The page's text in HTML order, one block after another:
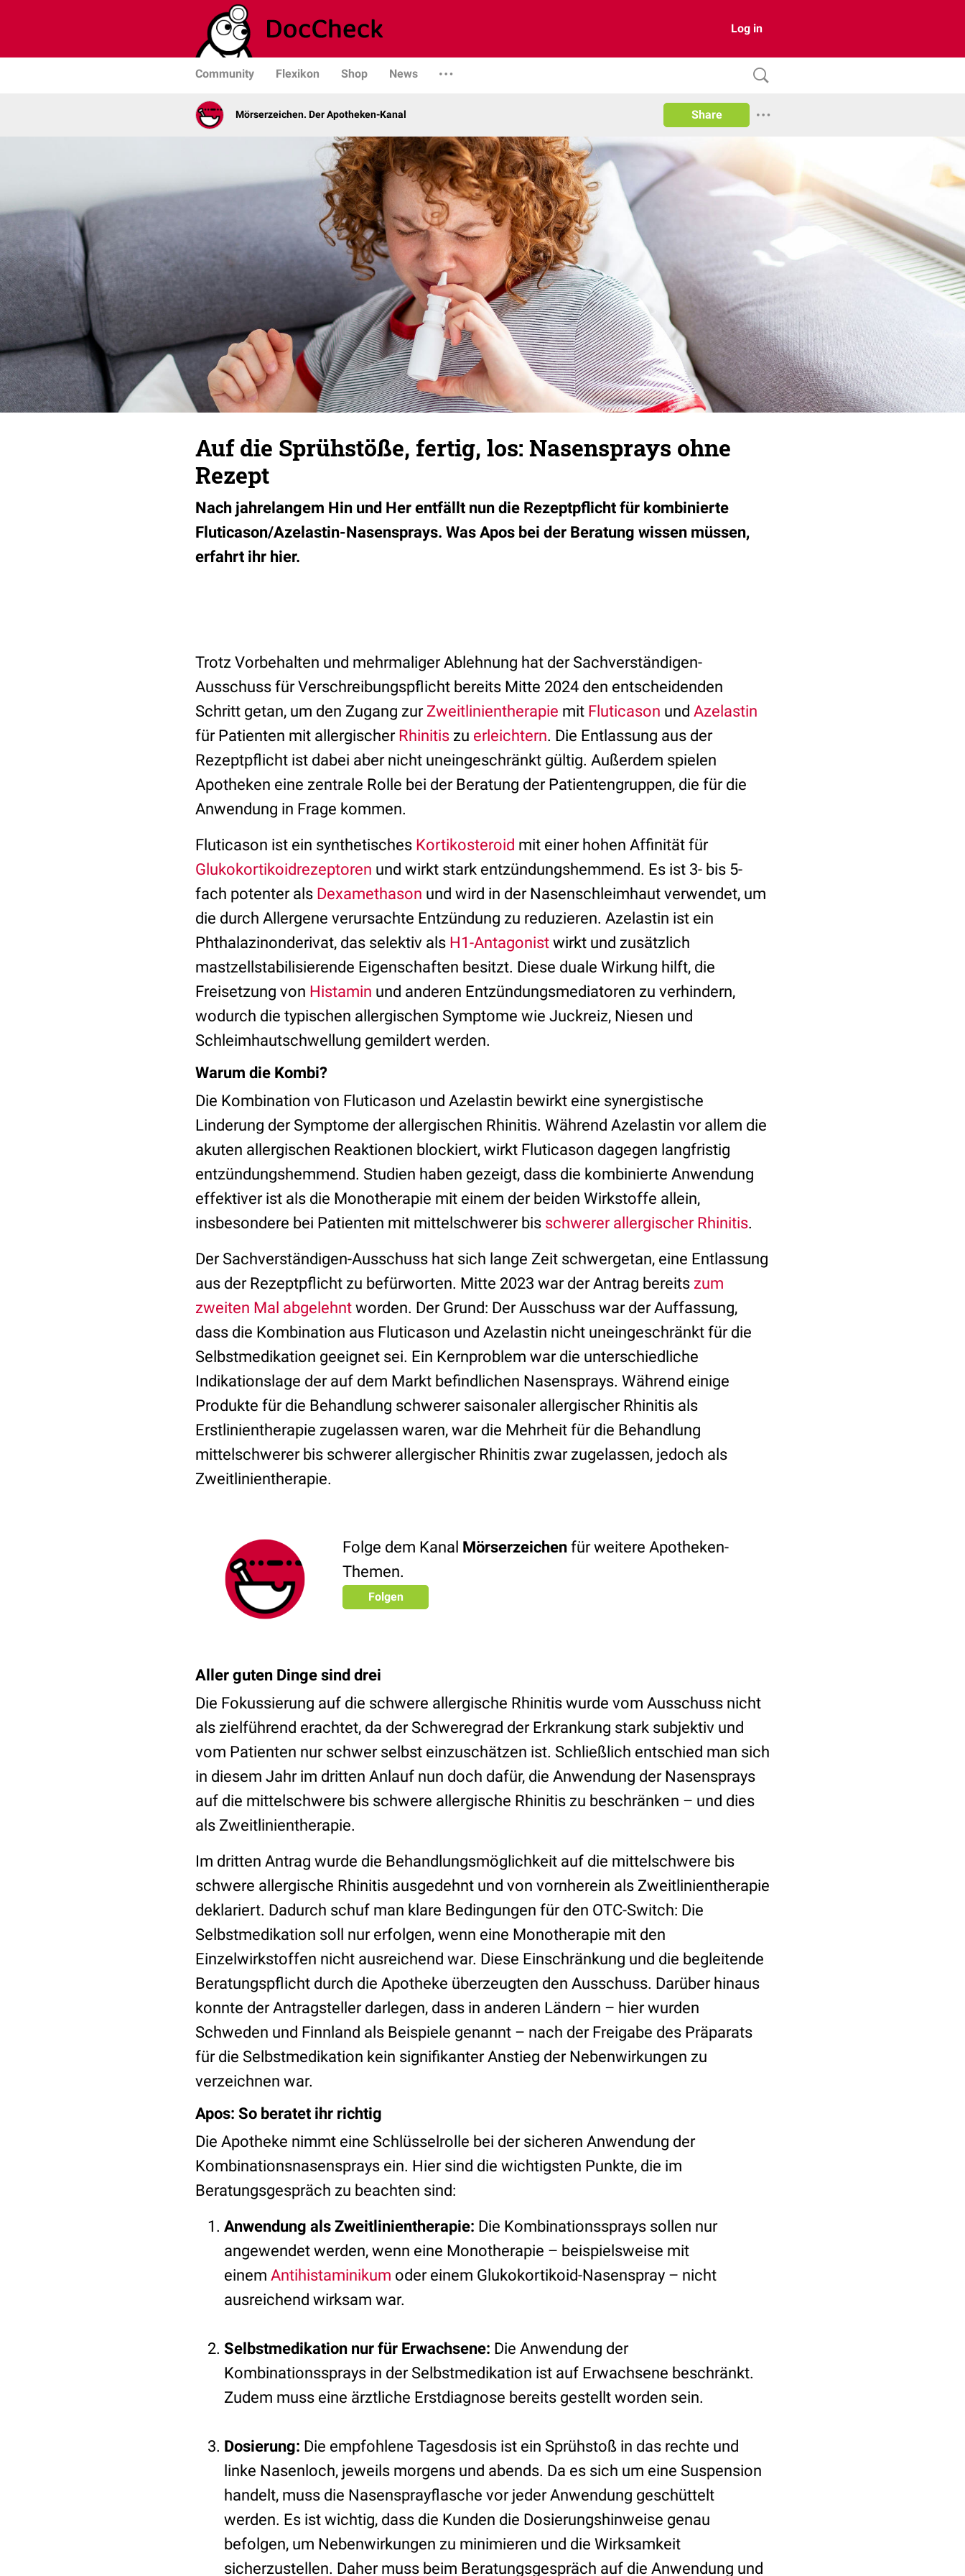
Log in
Community Flexikon Shop News
Mörserzeichen. Der Apotheken-Kanal Share
Auf die Sprühstöße, fertig, los: Nasensprays ohne
Rezept
Nach jahrelangem Hin und Her entfällt nun die Rezeptpflicht für kombinierte
Fluticason/Azelastin-Nasensprays. Was Apos bei der Beratung wissen müssen,
erfahrt ihr hier.
Trotz Vorbehalten und mehrmaliger Ablehnung hat der Sachverständigen-
Ausschuss für Verschreibungspflicht bereits Mitte 2024 den entscheidenden
Schritt getan, um den Zugang zur Zweitlinientherapie mit Fluticason und Azelastin
für Patienten mit allergischer Rhinitis zu erleichtern. Die Entlassung aus der
Rezeptpflicht ist dabei aber nicht uneingeschränkt gültig. Außerdem spielen
Apotheken eine zentrale Rolle bei der Beratung der Patientengruppen, die für die
Anwendung in Frage kommen.
Fluticason ist ein synthetisches Kortikosteroid mit einer hohen Affinität für
Glukokortikoidrezeptoren und wirkt stark entzündungshemmend. Es ist 3- bis 5-
fach potenter als Dexamethason und wird in der Nasenschleimhaut verwendet, um
die durch Allergene verursachte Entzündung zu reduzieren. Azelastin ist ein
Phthalazinonderivat, das selektiv als H1-Antagonist wirkt und zusätzlich
mastzellstabilisierende Eigenschaften besitzt. Diese duale Wirkung hilft, die
Freisetzung von Histamin und anderen Entzündungsmediatoren zu verhindern,
wodurch die typischen allergischen Symptome wie Juckreiz, Niesen und
Schleimhautschwellung gemildert werden.
Warum die Kombi?
Die Kombination von Fluticason und Azelastin bewirkt eine synergistische
Linderung der Symptome der allergischen Rhinitis. Während Azelastin vor allem die
akuten allergischen Reaktionen blockiert, wirkt Fluticason dagegen langfristig
entzündungshemmend. Studien haben gezeigt, dass die kombinierte Anwendung
effektiver ist als die Monotherapie mit einem der beiden Wirkstoffe allein,
insbesondere bei Patienten mit mittelschwerer bis schwerer allergischer Rhinitis.
Der Sachverständigen-Ausschuss hat sich lange Zeit schwergetan, eine Entlassung
aus der Rezeptpflicht zu befürworten. Mitte 2023 war der Antrag bereits zum
zweiten Mal abgelehnt worden. Der Grund: Der Ausschuss war der Auffassung,
dass die Kombination aus Fluticason und Azelastin nicht uneingeschränkt für die
Selbstmedikation geeignet sei. Ein Kernproblem war die unterschiedliche
Indikationslage der auf dem Markt befindlichen Nasensprays. Während einige
Produkte für die Behandlung schwerer saisonaler allergischer Rhinitis als
Erstlinientherapie zugelassen waren, war die Mehrheit für die Behandlung
mittelschwerer bis schwerer allergischer Rhinitis zwar zugelassen, jedoch als
Zweitlinientherapie.
Folge dem Kanal Mörserzeichen für weitere Apotheken-
Themen.
Folgen
Aller guten Dinge sind drei
Die Fokussierung auf die schwere allergische Rhinitis wurde vom Ausschuss nicht
als zielführend erachtet, da der Schweregrad der Erkrankung stark subjektiv und
vom Patienten nur schwer selbst einzuschätzen ist. Schließlich entschied man sich
in diesem Jahr im dritten Anlauf nun doch dafür, die Anwendung der Nasensprays
auf die mittelschwere bis schwere allergische Rhinitis zu beschränken – und dies
als Zweitlinientherapie.
Im dritten Antrag wurde die Behandlungsmöglichkeit auf die mittelschwere bis
schwere allergische Rhinitis ausgedehnt und von vornherein als Zweitlinientherapie
deklariert. Dadurch schuf man klare Bedingungen für den OTC-Switch: Die
Selbstmedikation soll nur erfolgen, wenn eine Monotherapie mit den
Einzelwirkstoffen nicht ausreichend war. Diese Einschränkung und die begleitende
Beratungspflicht durch die Apotheke überzeugten den Ausschuss. Darüber hinaus
konnte der Antragsteller darlegen, dass in anderen Ländern – hier wurden
Schweden und Finnland als Beispiele genannt – nach der Freigabe des Präparats
für die Selbstmedikation kein signifikanter Anstieg der Nebenwirkungen zu
verzeichnen war.
Apos: So beratet ihr richtig
Die Apotheke nimmt eine Schlüsselrolle bei der sicheren Anwendung der
Kombinationsnasensprays ein. Hier sind die wichtigsten Punkte, die im
Beratungsgespräch zu beachten sind:
Anwendung als Zweitlinientherapie: Die Kombinationssprays sollen nur
angewendet werden, wenn eine Monotherapie – beispielsweise mit
einem Antihistaminikum oder einem Glukokortikoid-Nasenspray – nicht
ausreichend wirksam war.
Selbstmedikation nur für Erwachsene: Die Anwendung der
Kombinationssprays in der Selbstmedikation ist auf Erwachsene beschränkt.
Zudem muss eine ärztliche Erstdiagnose bereits gestellt worden sein.
Dosierung: Die empfohlene Tagesdosis ist ein Sprühstoß in das rechte und
linke Nasenloch, jeweils morgens und abends. Da es sich um eine Suspension
handelt, muss die Nasensprayflasche vor jeder Anwendung geschüttelt
werden. Es ist wichtig, dass die Kunden die Dosierungshinweise genau
befolgen, um Nebenwirkungen zu minimieren und die Wirksamkeit
sicherzustellen. Daher muss beim Beratungsgespräch auf die Anwendung und